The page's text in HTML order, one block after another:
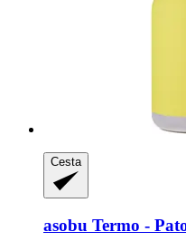
Cesta
asobu Termo -​